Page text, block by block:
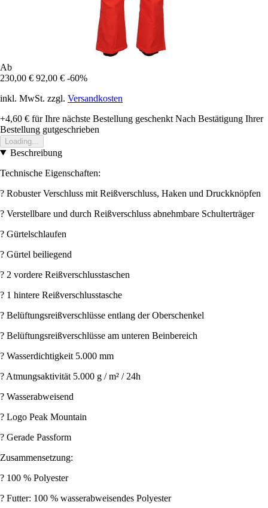
Ab
230,00 € 92,00 € -60%
inkl. MwSt. zzgl. Versandkosten
+4,60 € für Ihre nächste Bestellung geschenkt Nach Bestätigung Ihrer
Bestellung gutgeschrieben
Loading...
Beschreibung
Technische Eigenschaften:
? Robuster Verschluss mit Reißverschluss, Haken und Druckknöpfen
? Verstellbare und durch Reißverschluss abnehmbare Schulterträger
? Gürtelschlaufen
? Gürtel beiliegend
? 2 vordere Reißverschlusstaschen
? 1 hintere Reißverschlusstasche
? Belüftungsreißverschlüsse entlang der Oberschenkel
? Belüftungsreißverschlüsse am unteren Beinbereich
? Wasserdichtigkeit 5.000 mm
? Atmungsaktivität 5.000 g / m² / 24h
? Wasserabweisend
? Logo Peak Mountain
? Gerade Passform
Zusammensetzung:
? 100 % Polyester
? Futter: 100 % wasserabweisendes Polyester